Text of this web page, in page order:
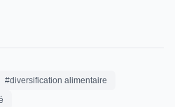
#diversification alimentaire